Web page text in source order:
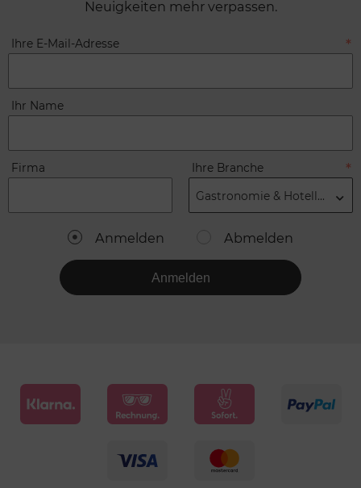
Neuigkeiten mehr verpassen.
Ihre E-Mail-Adresse
Ihr Name
Firma Ihre Branche
Gastronomie & Hotellerie
Anmelden Abmelden
Anmelden